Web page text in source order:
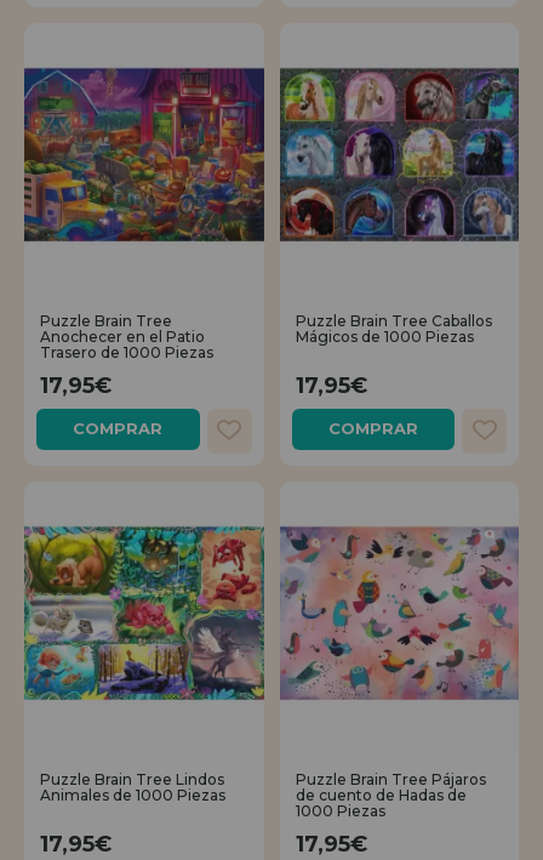
Puzzle Brain Tree
Anochecer en el Patio
Trasero de 1000 Piezas
17,95€
COMPRAR
Puzzle Brain Tree Caballos
Mágicos de 1000 Piezas
17,95€
COMPRAR
Puzzle Brain Tree Lindos
Animales de 1000 Piezas
17,95€
Puzzle Brain Tree Pájaros
de cuento de Hadas de
1000 Piezas
17,95€